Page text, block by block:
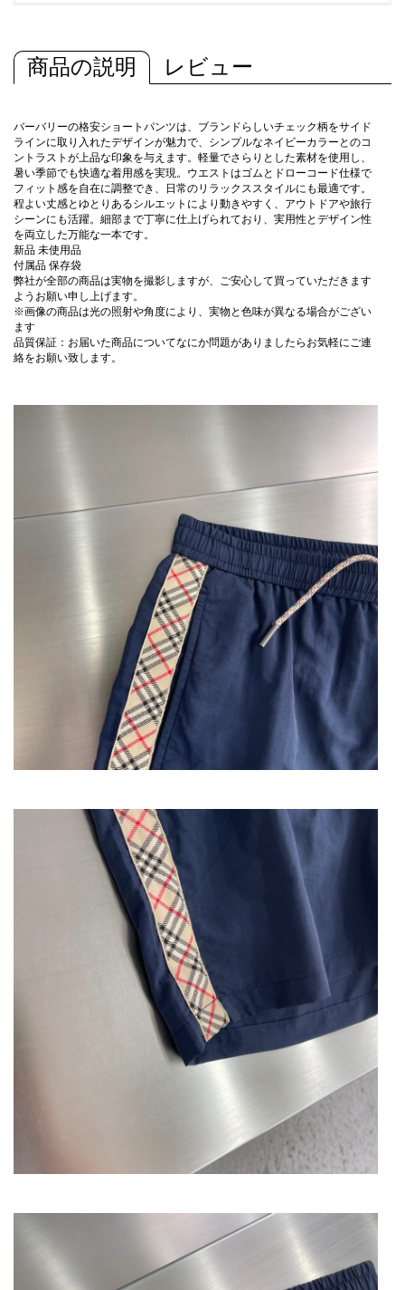
商品の説明 レビュー
バーバリーの格安ショートパンツは、ブランドらしいチェック柄をサイド
ラインに取り入れたデザインが魅力で、シンプルなネイビーカラーとのコ
ントラストが上品な印象を与えます。軽量でさらりとした素材を使用し、
暑い季節でも快適な着用感を実現。ウエストはゴムとドローコード仕様で
フィット感を自在に調整でき、日常のリラックススタイルにも最適です。
程よい丈感とゆとりあるシルエットにより動きやすく、アウトドアや旅行
シーンにも活躍。細部まで丁寧に仕上げられており、実用性とデザイン性
を両立した万能な一本です。
新品 未使用品
付属品 保存袋
弊社が全部の商品は実物を撮影しますが、ご安心して買っていただきます
ようお願い申し上げます。
※画像の商品は光の照射や角度により、実物と色味が異なる場合がござい
ます
品質保証：お届いた商品についてなにか問題がありましたらお気軽にご連
絡をお願い致します。